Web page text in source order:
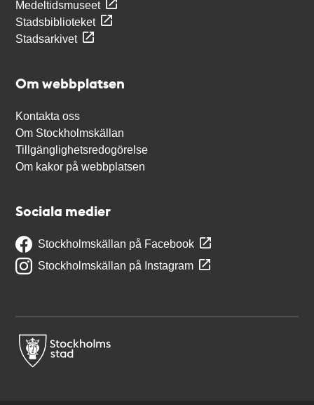
Medeltidsmuseet
Stadsbiblioteket
Stadsarkivet
Om webbplatsen
Kontakta oss
Om Stockholmskällan
Tillgänglighetsredogörelse
Om kakor på webbplatsen
Sociala medier
Stockholmskällan på Facebook
Stockholmskällan på Instagram